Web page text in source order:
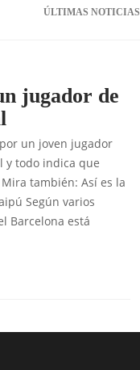
ÚLTIMAS NOTICIAS
jugador de
un joven jugador
y todo indica que
también: Así es la
Según varios
Barcelona está